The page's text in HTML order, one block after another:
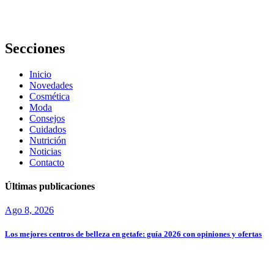
Secciones
Inicio
Novedades
Cosmética
Moda
Consejos
Cuidados
Nutrición
Noticias
Contacto
Últimas publicaciones
Ago 8, 2026
Los mejores centros de belleza en getafe: guía 2026 con opiniones y ofertas